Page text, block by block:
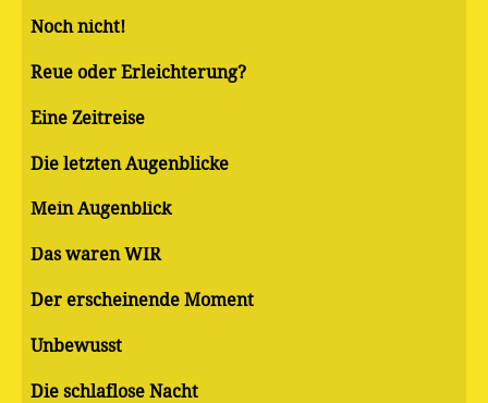
Noch nicht!
Reue oder Erleichterung?
Eine Zeitreise
Die letzten Augenblicke
Mein Augenblick
Das waren WIR
Der erscheinende Moment
Unbewusst
Die schlaflose Nacht